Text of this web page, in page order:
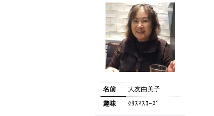
名前
大友由美子
趣味
ｸﾘｽﾏｽﾛｰｽﾞ